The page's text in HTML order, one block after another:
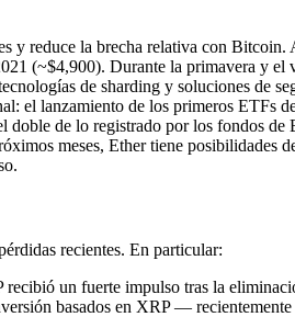
y reduce la brecha relativa con
(~$4,900). Durante la primavera y
de sharding y soluciones de
el lanzamiento de los primeros
doble de lo registrado por los fondos
meses, Ether tiene posibilidades
recientes. En particular:
recibió un fuerte impulso tras la
basados en XRP —